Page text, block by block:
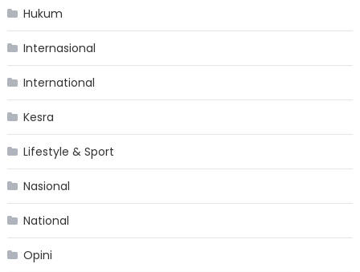
Hukum
Internasional
International
Kesra
Lifestyle & Sport
Nasional
National
Opini